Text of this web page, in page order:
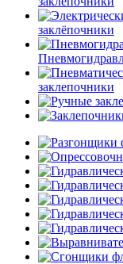
заклёпочники
заклепочники